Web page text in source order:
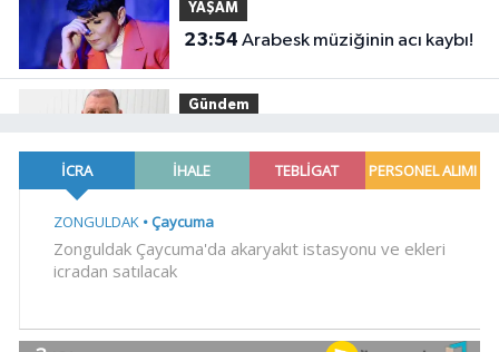
YAŞAM
23:54 Arabesk müziğinin acı kaybı!
Gündem
İlkay Çiçek görevden uzaklaştırıldı
23:34CHP İstanbul'da yeni